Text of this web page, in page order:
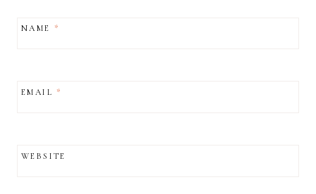
NAME *
EMAIL*
WEBSITE